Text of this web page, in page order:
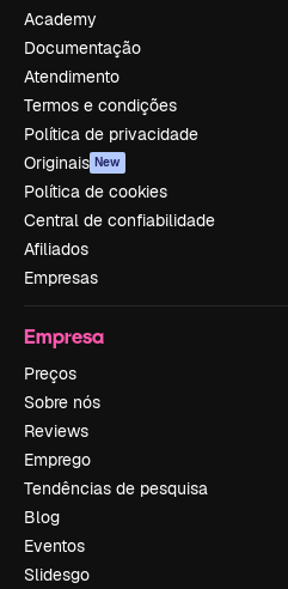
Academy
Documentação
Atendimento
Termos e condições
Política de privacidade
Originais New
Política de cookies
Central de confiabilidade
Afiliados
Empresas
Empresa
Preços
Sobre nós
Reviews
Emprego
Tendências de pesquisa
Blog
Eventos
Slidesgo